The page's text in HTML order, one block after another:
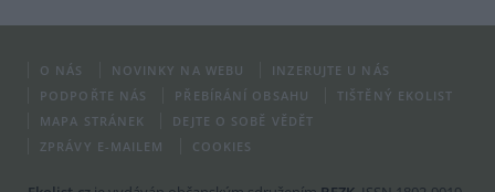
O NÁS NOVINKY NA WEBU
INZERUJTE U NÁS
PODPOŘTE NÁS
PŘEBÍRÁNÍ OBSAHU
TIŠTĚNÝ EKOLIST
MAPA STRÁNEK
DEJTE O SOBĚ VĚDĚT
ZPRÁVY E-MAILEM
COOKIES